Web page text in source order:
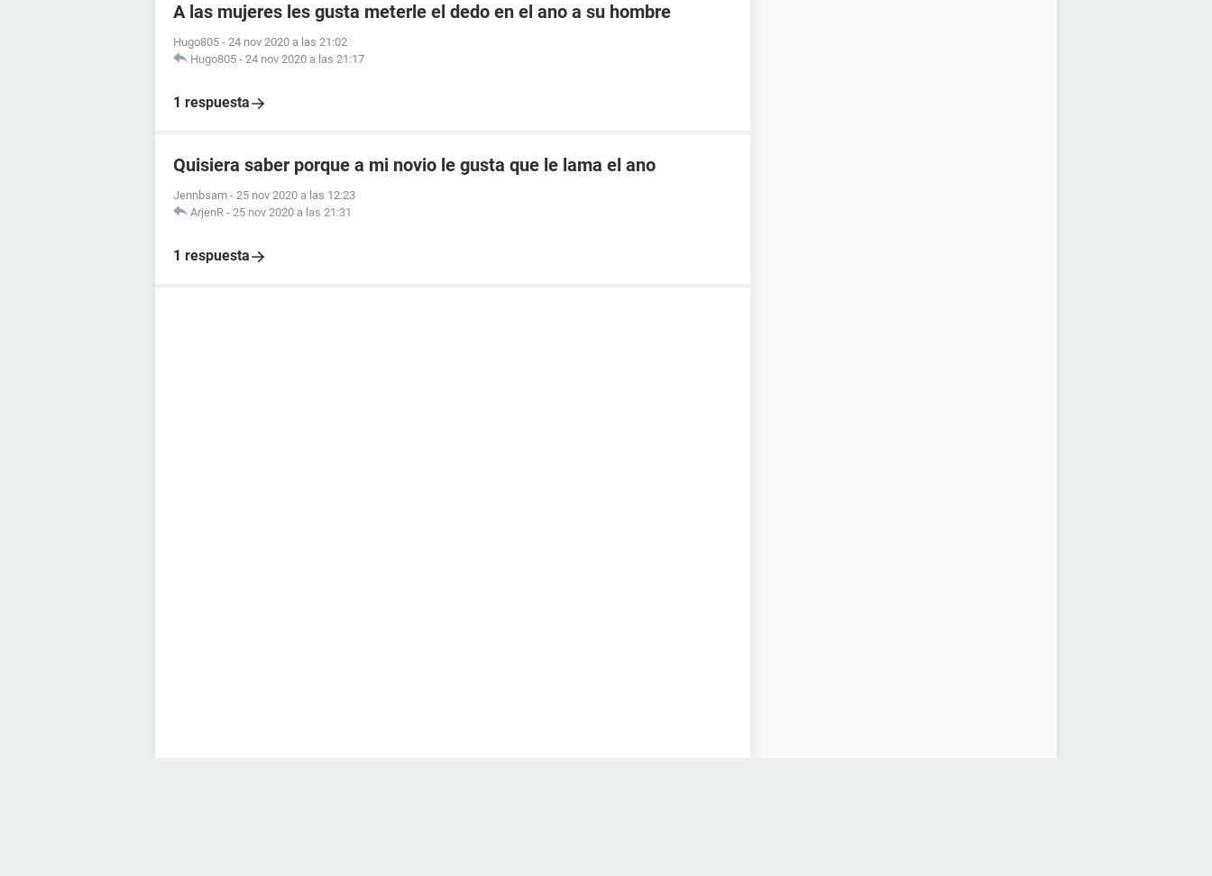
A las mujeres les gusta meterle el dedo en el ano a su hombre
Hugo805 - 24 nov 2020 a las 21:02
Hugo805 - 24 nov 2020 a las 21:17
1 respuesta
Quisiera saber porque a mi novio le gusta que le lama el ano
Jennbsam - 25 nov 2020 a las 12:23
ArjenR - 25 nov 2020 a las 21:31
1 respuesta